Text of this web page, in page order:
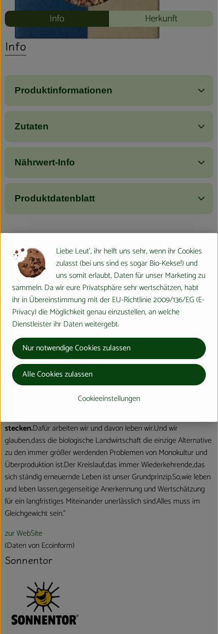
Info Herkunft
Info
Produktinformationen
Zutaten
Nährwert-Info
Produktdatenblatt
Herkunft
Hersteller: Sonnentor
verschiedene Herkunft
Sonnentor Kräuterhandelsges. mbH
A 3913 Sprögnitz
"Wir von Sonnentor glauben fest daran,dass in der Natur die
stecken.Dafür arbeiten wir und davon leben wir.Und wir
glauben,dass die biologische Landwirtschaft die einzige Alternative
zu den immer größer werdenden Problemen von Monokultur und
Überproduktion ist.Der Kreislauf,das immer Wiederkehrende,das
sich ständig erneuernde Leben ist unser Grundprinzip.So,wie leben
und leben lassen,gegenseitige Anerkennung und Wertschätzung
für ein langfristiges Miteinander unerlässlich sind.Alles muss im
Gleichgewicht sein."
zur WebSite
(Daten von Ecoinform)
Sonnentor
Liebe Leut', ihr helft uns sehr, wenn ihr Cookies
zulasst (bei uns sind es sogar Bio-Kekse!) und
uns somit erlaubt, Daten für unser Marketing zu
sammeln. Da wir eure Privatsphäre sehr wertschätzen, habt
ihr in Übereinstimmung mit der EU-Richtlinie 2009/136/EG (E-
Privacy) die Möglichkeit genau einzustellen, an welche
Dienstleister ihr Daten weitergebt.
Cookieeinstellungen
Nur notwendige Cookies zulassen
Alle Cookies zulassen